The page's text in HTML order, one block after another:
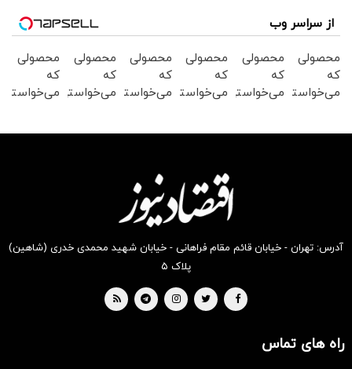
از سراسر وب
محصولی
که
می‌خواستی
محصولی
که
می‌خواستی
محصولی
که
می‌خواستی
بخر !
محصولی
که
می‌خواستی
بخر !
محصولی
که
می‌خواستی
محصولی
که
می‌خواستی
آدرس: تهران - خیابان قائم مقام فراهانی - خیابان شهید محمدی خدری (شاهین)
پلاک ۵
راه های تماس